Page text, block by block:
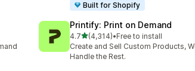
Built for Shopify
Printify: Print on Demand
4.75つ星中
(4,314)
合計レビュー数：4314件
•Free to install
Create and Sell Custom Products,
Handle the Rest.